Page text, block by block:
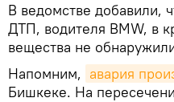
В ведомстве добавили,
ДТП, водителя BMW, в
вещества не
Напомним, авария
Бишкеке. На